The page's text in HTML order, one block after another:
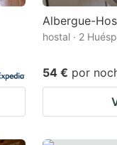
Albergue-
hostal · 2
54 € por